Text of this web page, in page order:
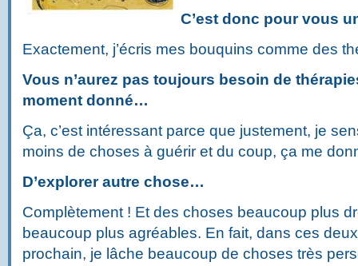
C’est donc pour vous
Exactement, j’écris mes bouquins comme des
Vous n’aurez pas toujours besoin de
moment donné…
Ça, c’est intéressant parce que justement, je
moins de choses à guérir et du coup, ça me
D’explorer autre chose…
Complètement ! Et des choses beaucoup plus
beaucoup plus agréables. En fait, dans ces
prochain, je lâche beaucoup de choses très